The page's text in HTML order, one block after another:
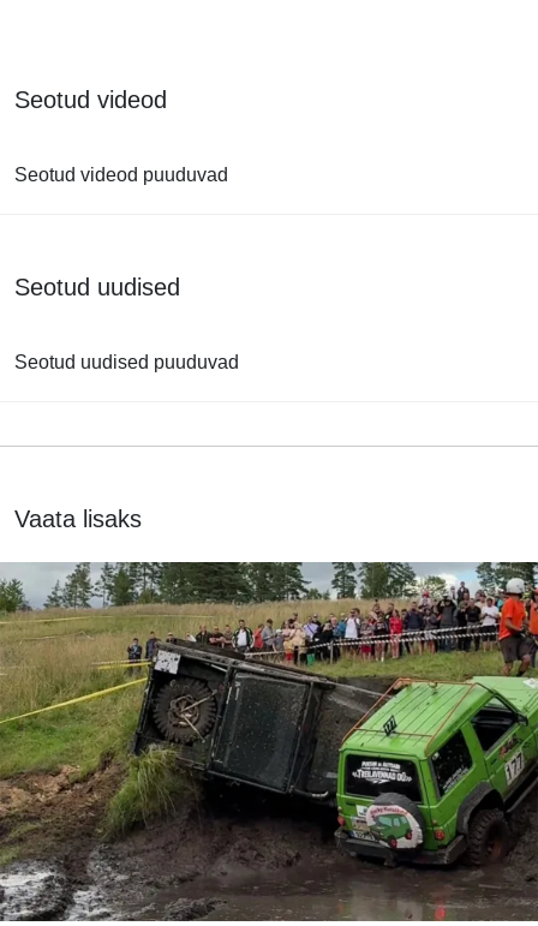
Seotud videod
Seotud videod puuduvad
Seotud uudised
Seotud uudised puuduvad
Vaata lisaks